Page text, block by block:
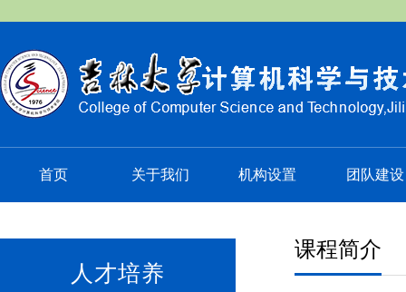
首页 关于我们 机构设置 团队建设
人才培养
课程简介